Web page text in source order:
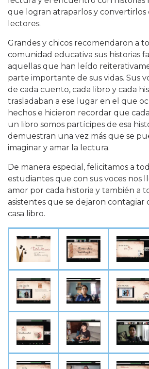
que logran atraparlos y convertirlos
lectores.
Grandes y chicos recomendaron a
comunidad educativa sus historias
aquellas que han leído
parte importante de sus vidas. Sus
de cada cuento, cada libro y cada
trasladaban a ese lugar en el que
hechos e hicieron recordar que
un libro somos partícipes de esa
demuestran una vez más que se
imaginar y amar la lectura.
De manera especial, felicitamos a
estudiantes que con sus voces nos
amor por cada historia y también a
asistentes que se dejaron contagiar
casa libro.